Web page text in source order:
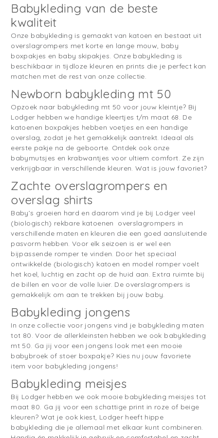
Babykleding van de beste
kwaliteit
Onze babykleding is gemaakt van katoen en bestaat uit
overslagrompers met korte en lange mouw, baby
boxpakjes en baby skipakjes. Onze babykleding is
beschikbaar in tijdloze kleuren en prints die je perfect kan
matchen met de rest van onze collectie.
Newborn babykleding mt 50
Opzoek naar babykleding mt 50 voor jouw kleintje? Bij
Lodger hebben we handige kleertjes t/m maat 68. De
katoenen boxpakjes hebben voetjes en een handige
overslag, zodat je het gemakkelijk aantrekt. Ideaal als
eerste pakje na de geboorte. Ontdek ook onze
babymutsjes en krabwantjes voor ultiem comfort. Ze zijn
verkrijgbaar in verschillende kleuren. Wat is jouw favoriet?
Zachte overslagrompers en
overslag shirts
Baby’s groeien hard en daarom vind je bij Lodger veel
(biologisch) rekbare katoenen overslagrompers in
verschillende maten en kleuren die een goed aansluitende
pasvorm hebben. Voor elk seizoen is er wel een
bijpassende romper te vinden. Door het speciaal
ontwikkelde (biologisch) katoen en model romper voelt
het koel, luchtig en zacht op de huid aan. Extra ruimte bij
de billen en voor de volle luier. De overslagrompers is
gemakkelijk om aan te trekken bij jouw baby.
Babykleding jongens
In onze collectie voor jongens vind je babykleding maten
tot 80. Voor de allerkleinsten hebben we ook babykleding
mt 50. Ga jij voor een jongens look met een mooie
babybroek of stoer boxpakje? Kies nu jouw favoriete
item voor babykleding jongens!
Babykleding meisjes
Bij Lodger hebben we ook mooie babykleding meisjes tot
maat 80. Ga jij voor een schattige print in roze of beige
kleuren? Wat je ook kiest, Lodger heeft hippe
babykleding die je allemaal met elkaar kunt combineren.